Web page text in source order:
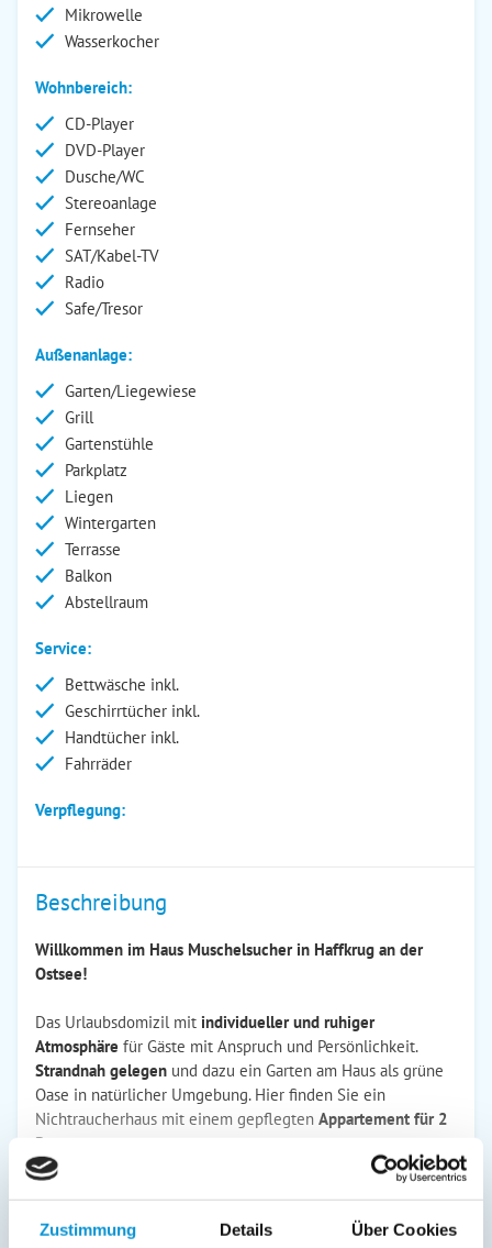
Zustimmung Details Über Cookies
Mikrowelle
Wasserkocher
Wohnbereich:
CD-Player
DVD-Player
Dusche/WC
Stereoanlage
Fernseher
SAT/Kabel-TV
Radio
Safe/Tresor
Außenanlage:
Garten/Liegewiese
Grill
Gartenstühle
Parkplatz
Liegen
Wintergarten
Terrasse
Balkon
Abstellraum
Service:
Bettwäsche inkl.
Geschirrtücher inkl.
Handtücher inkl.
Fahrräder
Verpflegung:
Beschreibung
Willkommen im Haus Muschelsucher in Haffkrug an der
Ostsee!
Das Urlaubsdomizil mit individueller und ruhiger
Atmosphäre für Gäste mit Anspruch und Persönlichkeit.
Strandnah gelegen und dazu ein Garten am Haus als grüne
Oase in natürlicher Umgebung. Hier finden Sie ein
Nichtraucherhaus mit einem gepflegten Appartement für 2
Personen,